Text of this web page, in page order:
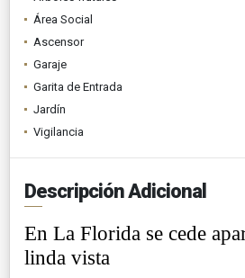
Área Social
Ascensor
Garaje
Garita de Entrada
Jardín
Vigilancia
Descripción Adicional
En La Florida se cede
linda vista